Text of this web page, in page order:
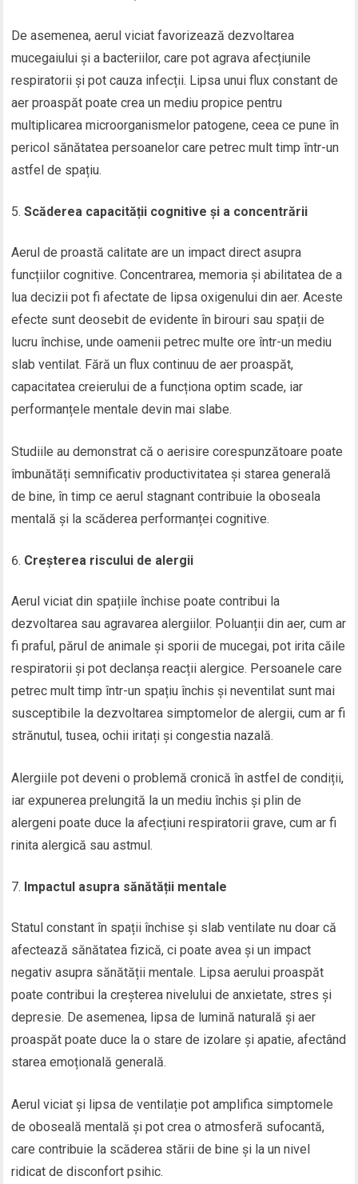
De asemenea, aerul viciat favorizează dezvoltarea
mucegaiului și a bacteriilor, care pot agrava afecțiunile
respiratorii și pot cauza infecții. Lipsa unui flux constant de
aer proaspăt poate crea un mediu propice pentru
multiplicarea microorganismelor patogene, ceea ce pune în
pericol sănătatea persoanelor care petrec mult timp într-un
astfel de spațiu.
Scăderea capacității cognitive și a concentrării
Aerul de proastă calitate are un impact direct asupra
funcțiilor cognitive. Concentrarea, memoria și abilitatea de a
lua decizii pot fi afectate de lipsa oxigenului din aer. Aceste
efecte sunt deosebit de evidente în birouri sau spații de
lucru închise, unde oamenii petrec multe ore într-un mediu
slab ventilat. Fără un flux continuu de aer proaspăt,
capacitatea creierului de a funcționa optim scade, iar
performanțele mentale devin mai slabe.
Studiile au demonstrat că o aerisire corespunzătoare poate
îmbunătăți semnificativ productivitatea și starea generală
de bine, în timp ce aerul stagnant contribuie la oboseala
mentală și la scăderea performanței cognitive.
Creșterea riscului de alergii
Aerul viciat din spațiile închise poate contribui la
dezvoltarea sau agravarea alergiilor. Poluanții din aer, cum ar
fi praful, părul de animale și sporii de mucegai, pot irita căile
respiratorii și pot declanșa reacții alergice. Persoanele care
petrec mult timp într-un spațiu închis și neventilat sunt mai
susceptibile la dezvoltarea simptomelor de alergii, cum ar fi
strănutul, tusea, ochii iritați și congestia nazală.
Alergiile pot deveni o problemă cronică în astfel de condiții,
iar expunerea prelungită la un mediu închis și plin de
alergeni poate duce la afecțiuni respiratorii grave, cum ar fi
rinita alergică sau astmul.
Impactul asupra sănătății mentale
Statul constant în spații închise și slab ventilate nu doar că
afectează sănătatea fizică, ci poate avea și un impact
negativ asupra sănătății mentale. Lipsa aerului proaspăt
poate contribui la creșterea nivelului de anxietate, stres și
depresie. De asemenea, lipsa de lumină naturală și aer
proaspăt poate duce la o stare de izolare și apatie, afectând
starea emoțională generală.
Aerul viciat și lipsa de ventilație pot amplifica simptomele
de oboseală mentală și pot crea o atmosferă sufocantă,
care contribuie la scăderea stării de bine și la un nivel
ridicat de disconfort psihic.